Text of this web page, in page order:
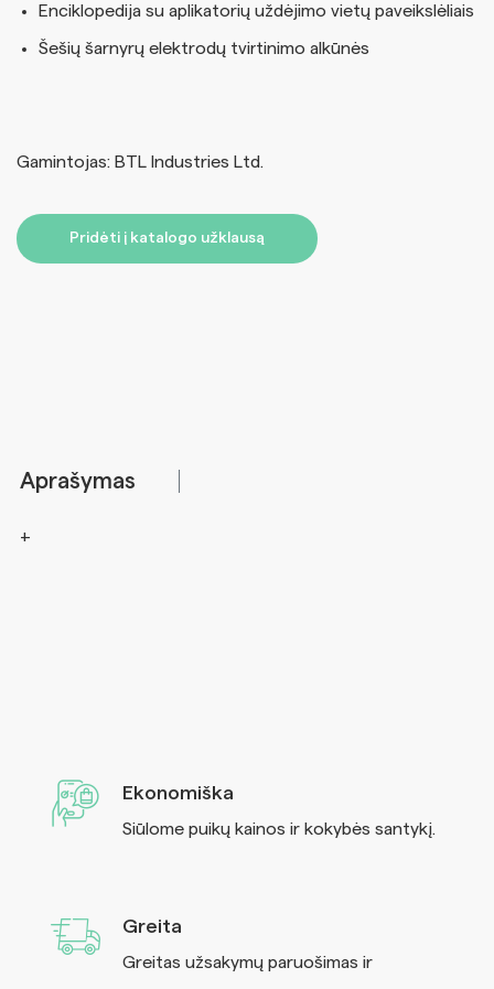
Enciklopedija su aplikatorių uždėjimo vietų paveikslėliais
Šešių šarnyrų elektrodų tvirtinimo alkūnės
Gamintojas: BTL Industries Ltd.
Pridėti į katalogo užklausą
Aprašymas
Ekonomiška
Siūlome puikų kainos ir kokybės santykį.
Greita
Greitas užsakymų paruošimas ir